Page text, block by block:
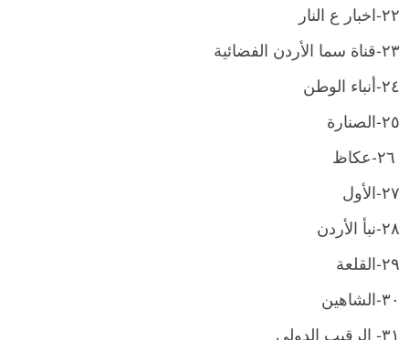
٢٢-اخبار ع النار
٢٣-قناة سما الأردن الفضائية
٢٤-أنباء الوطن
٢٥-الصنارة
٢٧-الأول
٢٨-نبأ الأردن
٢٩-القلعة
٣٠-الشاهين
٣١- الرقيب الدولي